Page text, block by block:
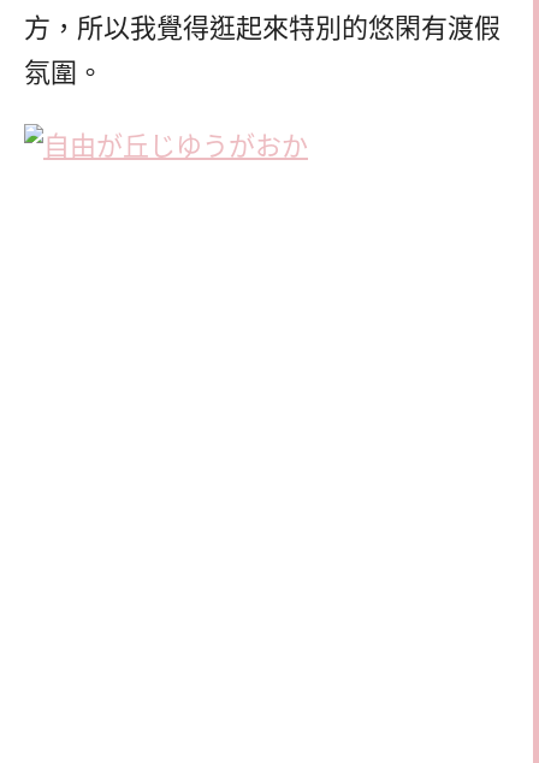
方，所以我覺得逛起來特別的悠閑有渡假
氛圍。